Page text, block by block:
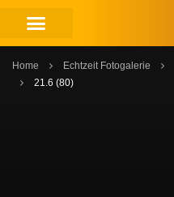
Home Echtzeit Fotogalerie
21.6 (80)